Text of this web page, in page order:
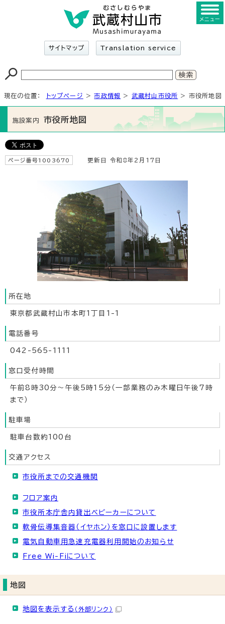
サイトマップ Translation service
メニュー
現在の位置： トップページ >市政情報 > 武蔵村山市役所 > 市役所地図
施設案内 市役所地図
ページ番号1003670 更新日 令和8年2月17日
所在地
東京都武蔵村山市本町1丁目1-1
電話番号
042-565-1111
窓口受付時間
午前8時30分～午後5時15分（一部業務のみ木曜日午後7時
まで）
駐車場
駐車台数約100台
交通アクセス
市役所までの交通機関
フロア案内
市役所本庁舎内貸出ベビーカーについて
軟骨伝導集音器（イヤホン）を窓口に設置します
電気自動車用急速充電器利用開始のお知らせ
Free Wi-Fiについて
地図
地図を表示する （外部リンク）